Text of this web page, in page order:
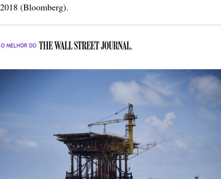
2018 (Bloomberg).